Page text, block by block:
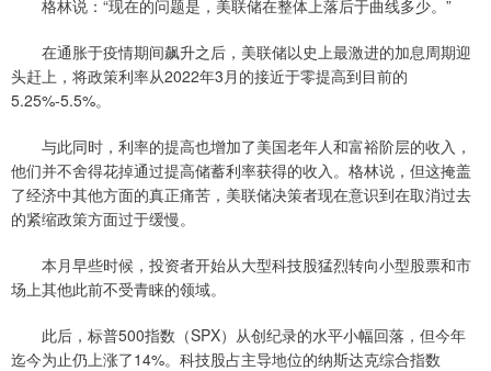
格林说：“现在的问题是，美联储在整体上落后于曲线多少。”
在通胀于疫情期间飙升之后，美联储以史上最激进的加息周期迎
头赶上，将政策利率从2022年3月的接近于零提高到目前的
5.25%-5.5%。
与此同时，利率的提高也增加了美国老年人和富裕阶层的收入，
他们并不舍得花掉通过提高储蓄利率获得的收入。格林说，但这掩盖
了经济中其他方面的真正痛苦，美联储决策者现在意识到在取消过去
的紧缩政策方面过于缓慢。
本月早些时候，投资者开始从大型科技股猛烈转向小型股票和市
场上其他此前不受青睐的领域。
此后，标普500指数（SPX）从创纪录的水平小幅回落，但今年
迄今为止仍上涨了14%。科技股占主导地位的纳斯达克综合指数